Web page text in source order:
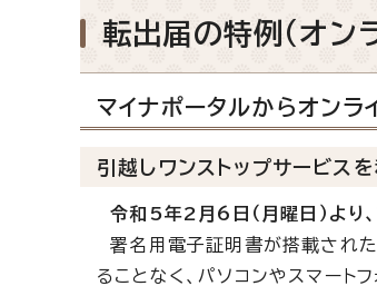
転出届の特例（オン
マイナポータルからオンラ
引越しワンストップサービス
令和5年2月6日（月曜日）より
署名用電子証明書が搭載された
ることなく、パソコンやスマート